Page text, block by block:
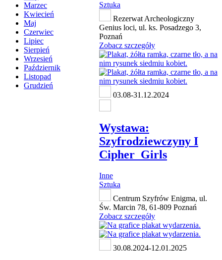
Marzec
Kwiecień
Maj
Czerwiec
Lipiec
Sierpień
Wrzesień
Październik
Listopad
Grudzień
Sztuka
Rezerwat Archeologiczny
Genius loci, ul. ks. Posadzego 3,
Poznań
Zobacz szczegóły
03.08-31.12.2024
Wystawa:
Szyfrodziewczyny I
Cipher_Girls
Inne
Sztuka
Centrum Szyfrów Enigma, ul.
Św. Marcin 78, 61-809 Poznań
Zobacz szczegóły
30.08.2024-12.01.2025